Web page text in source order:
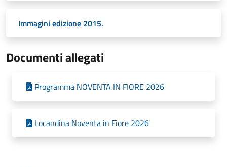
Immagini edizione 2015.
Documenti allegati
Programma NOVENTA IN FIORE 2026
Locandina Noventa in Fiore 2026